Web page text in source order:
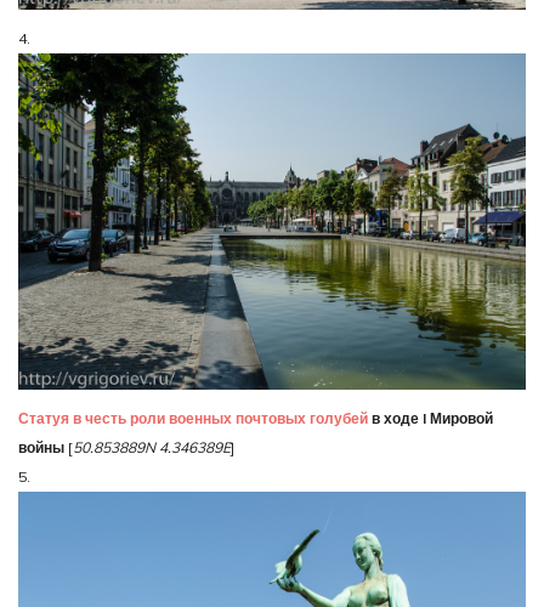
4.
Статуя в честь роли военных почтовых голубей в ходе I Мировой
войны [50.853889N 4.346389E]
5.